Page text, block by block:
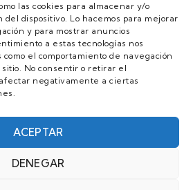
las cookies para almacenar y/o
del dispositivo. Lo hacemos para mejorar
y para mostrar anuncios
a estas tecnologías nos
el comportamiento de navegación
No consentir o retirar el
negativamente a ciertas
ACEPTAR
DENEGAR